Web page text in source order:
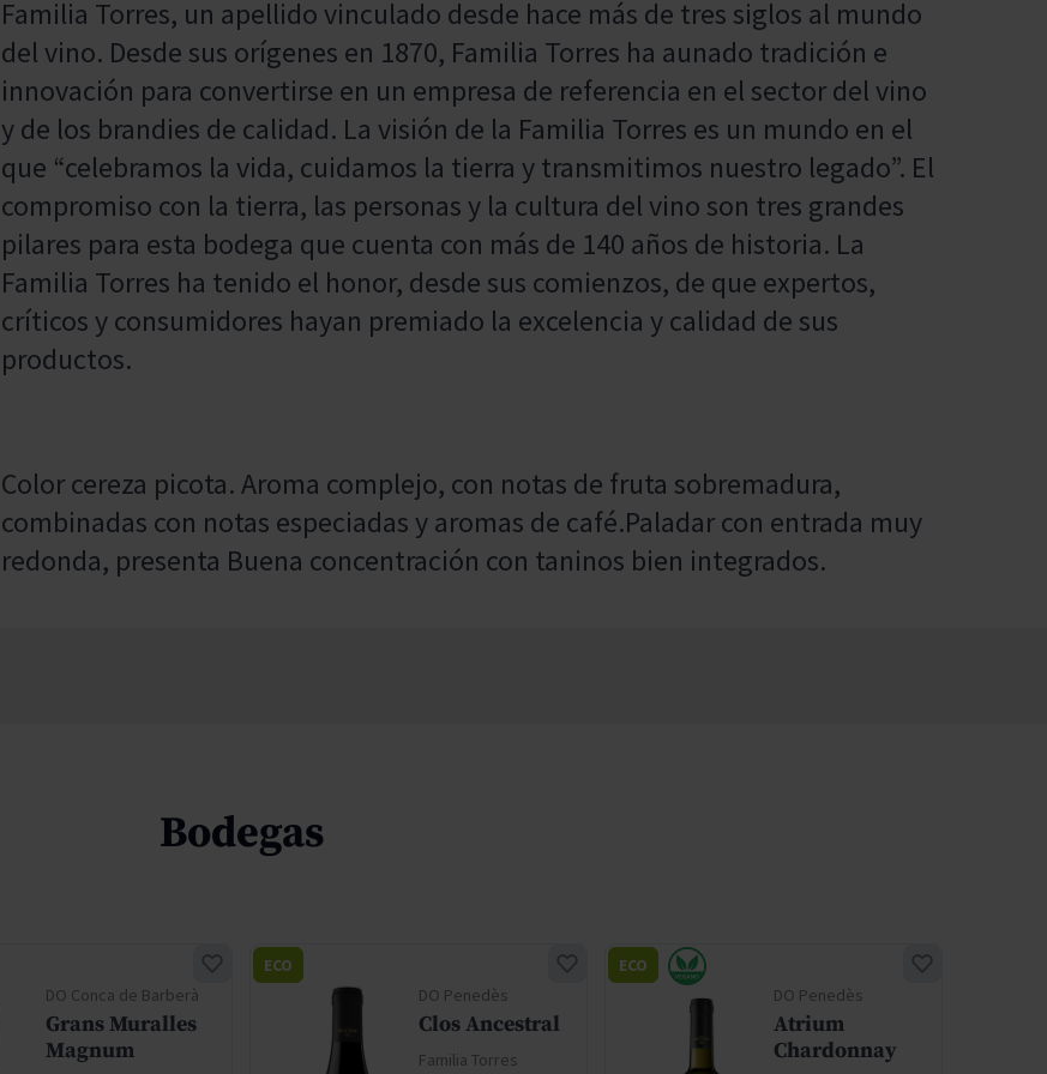
Familia Torres, un apellido vinculado desde hace más de tres siglos al mundo
del vino. Desde sus orígenes en 1870, Familia Torres ha aunado tradición e
innovación para convertirse en un empresa de referencia en el sector del vino
y de los brandies de calidad. La visión de la Familia Torres es un mundo en el
que “celebramos la vida, cuidamos la tierra y transmitimos nuestro legado”. El
compromiso con la tierra, las personas y la cultura del vino son tres grandes
pilares para esta bodega que cuenta con más de 140 años de historia. La
Familia Torres ha tenido el honor, desde sus comienzos, de que expertos,
críticos y consumidores hayan premiado la excelencia y calidad de sus
productos.
Color cereza picota. Aroma complejo, con notas de fruta sobremadura,
combinadas con notas especiadas y aromas de café.Paladar con entrada muy
redonda, presenta Buena concentración con taninos bien integrados.
Bodegas
DO Conca de Barberà
Grans Muralles
Magnum
DO Penedès
Clos Ancestral
Familia Torres
ECO
DO Penedès
Atrium
Chardonnay
ECO